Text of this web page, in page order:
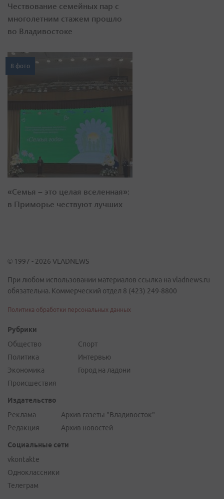
Чествование семейных пар с
многолетним стажем прошло
во Владивостоке
8 фото
«Семья – это целая вселенная»:
в Приморье чествуют лучших
© 1997 - 2026 VLADNEWS
При любом использовании материалов ссылка на vladnews.ru
обязательна. Коммерческий отдел 8 (423) 249-8800
Политика обработки персональных данных
Рубрики
Общество
Политика
Экономика
Происшествия
Спорт
Интервью
Город на ладони
Издательство
Реклама
Редакция
Архив газеты "Владивосток"
Архив новостей
Социальные сети
vkontakte
Одноклассники
Телеграм